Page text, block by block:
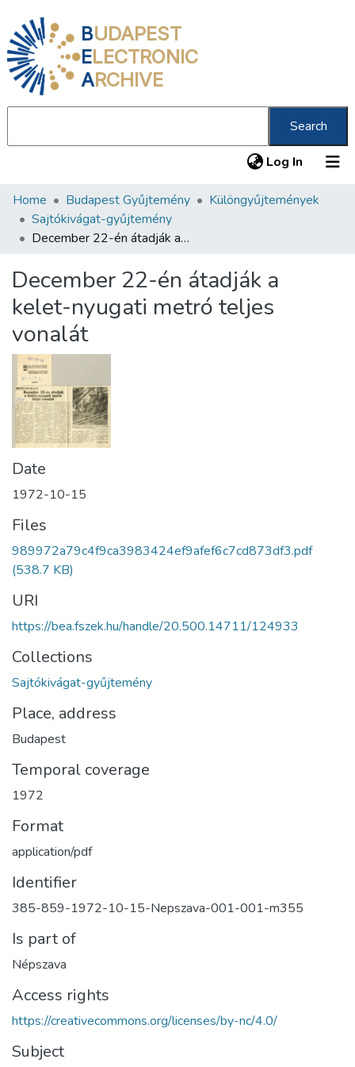
BUDAPEST
ELECTRONIC
ARCHIVE
Search
Log In (current)
Communities & Collections
All of DSpace
About us
Home Budapest Gyűjtemény
Különgyűjtemények
Sajtókivágat-gyűjtemény
December 22-én átadják a kelet-nyugati metró teljes vonalát
December 22-én átadják a
kelet-nyugati metró teljes
vonalát
Date
1972-10-15
Files
989972a79c4f9ca3983424ef9afef6c7cd873df3.pdf
(538.7 KB)
URI
https://bea.fszek.hu/handle/20.500.14711/124933
Collections
Sajtókivágat-gyűjtemény
Place, address
Budapest
Temporal coverage
1972
Format
application/pdf
Identifier
385-859-1972-10-15-Nepszava-001-001-m355
Is part of
Népszava
Access rights
https://creativecommons.org/licenses/by-nc/4.0/
Subject